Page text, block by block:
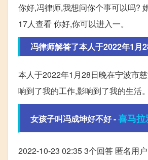
你好,冯律师,我想问你个事可以吗?
17人查看 你好,你可以进入一。
冯律师解答了本人于2022年1月
本人于2022年1月28日晚在宁波市
响到了我的工作,影响到了我的生活。
女孩子叫冯成坤好不好 -喜马拉
2022-10-23 02:35 3个回答 匿名用